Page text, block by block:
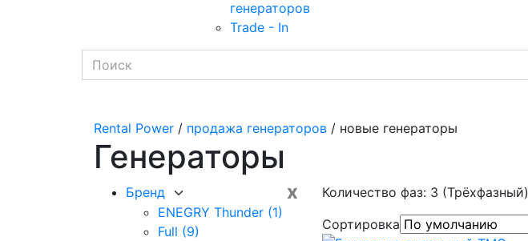
генераторов
Trade - In
Rental Power / продажа генераторов / новые генераторы
Генераторы
x
Бренд
ENEGRY Thunder (1)
Full (9)
Количество фаз: 3 (Трёхфазный)
Сортировка